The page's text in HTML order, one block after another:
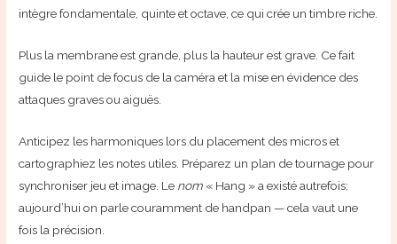
intègre fondamentale, quinte et octave, ce qui crée un timbre riche.
Plus la membrane est grande, plus la hauteur est grave. Ce fait
guide le point de focus de la caméra et la mise en évidence des
attaques graves ou aiguës.
Anticipez les harmoniques lors du placement des micros et
cartographiez les notes utiles. Préparez un plan de tournage pour
synchroniser jeu et image. Le nom « Hang » a existé autrefois;
aujourd’hui on parle couramment de handpan — cela vaut une
fois la précision.